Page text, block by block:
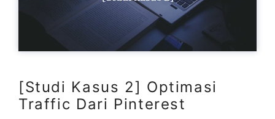
[Studi Kasus 2] Optimasi
Traffic Dari Pinterest